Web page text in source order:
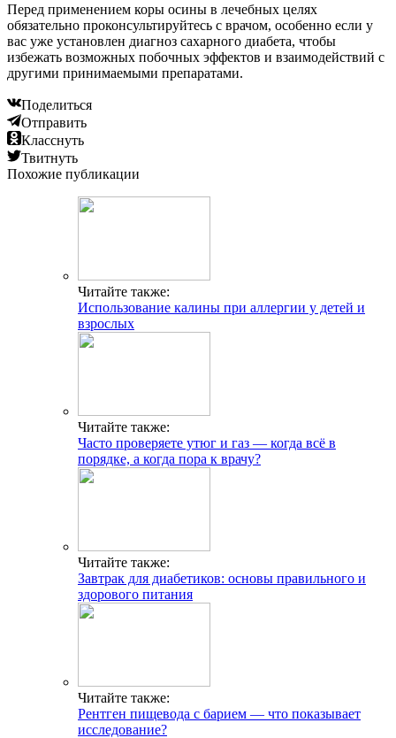
Перед применением коры осины в лечебных целях
обязательно проконсультируйтесь с врачом, особенно если у
вас уже установлен диагноз сахарного диабета, чтобы
избежать возможных побочных эффектов и взаимодействий с
другими принимаемыми препаратами.
Поделиться
Отправить
Класснуть
Твитнуть
Похожие публикации
Читайте также:
Использование калины при аллергии у детей и
взрослых
Читайте также:
Часто проверяете утюг и газ — когда всё в
порядке, а когда пора к врачу?
Читайте также:
Завтрак для диабетиков: основы правильного и
здорового питания
Читайте также:
Рентген пищевода с барием — что показывает
исследование?